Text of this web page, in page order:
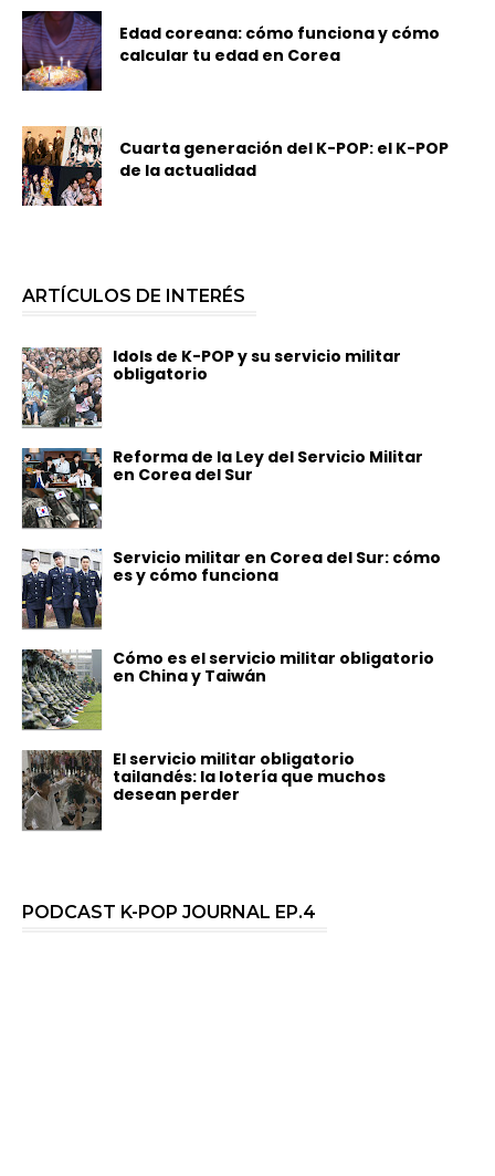
Edad coreana: cómo funciona y cómo
calcular tu edad en Corea
Cuarta generación del K-POP: el K-POP
de la actualidad
ARTÍCULOS DE INTERÉS
Idols de K-POP y su servicio militar
obligatorio
Reforma de la Ley del Servicio Militar
en Corea del Sur
Servicio militar en Corea del Sur: cómo
es y cómo funciona
Cómo es el servicio militar obligatorio
en China y Taiwán
El servicio militar obligatorio
tailandés: la lotería que muchos
desean perder
PODCAST K-POP JOURNAL EP.4